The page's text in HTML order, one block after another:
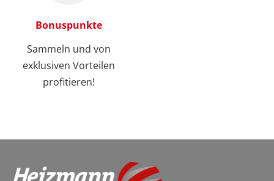
Bonuspunkte
Sammeln und von
exklusiven Vorteilen
profitieren!